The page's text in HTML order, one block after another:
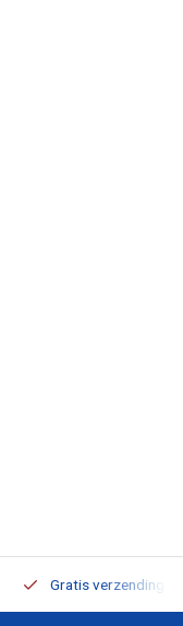
Gratis verzending